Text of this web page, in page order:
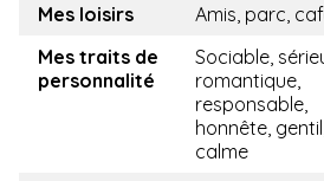
Mes loisirs
Amis, parc,
Mes traits de
personnalité
Sociable,
romantique,
responsable,
honnête,
calme